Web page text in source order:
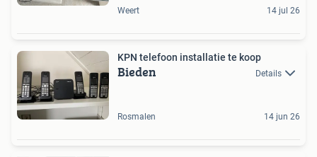
Weert 14 jul 26
KPN telefoon installatie te koop
Bieden Details
Rosmalen 14 jun 26